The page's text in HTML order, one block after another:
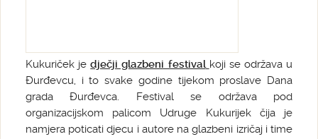
Kukuriček jedječji glazbeni festival koji se održava u
Đurđevcu, i to svake godine tijekom proslave Dana
grada Đurđevca. Festival se održava pod
organizacijskom palicom Udruge Kukurijek čija je
namjera poticati djecu i autore na glazbeni izričaj i time